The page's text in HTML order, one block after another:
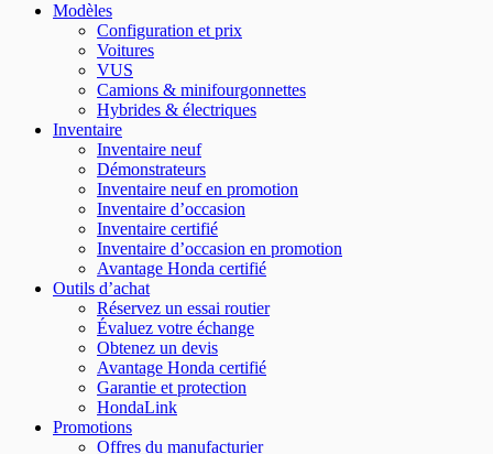
Modèles
Configuration et prix
Voitures
VUS
Camions & minifourgonnettes
Hybrides & électriques
Inventaire
Inventaire neuf
Démonstrateurs
Inventaire neuf en promotion
Inventaire d’occasion
Inventaire certifié
Inventaire d’occasion en promotion
Avantage Honda certifié
Outils d’achat
Réservez un essai routier
Évaluez votre échange
Obtenez un devis
Avantage Honda certifié
Garantie et protection
HondaLink
Promotions
Offres du manufacturier